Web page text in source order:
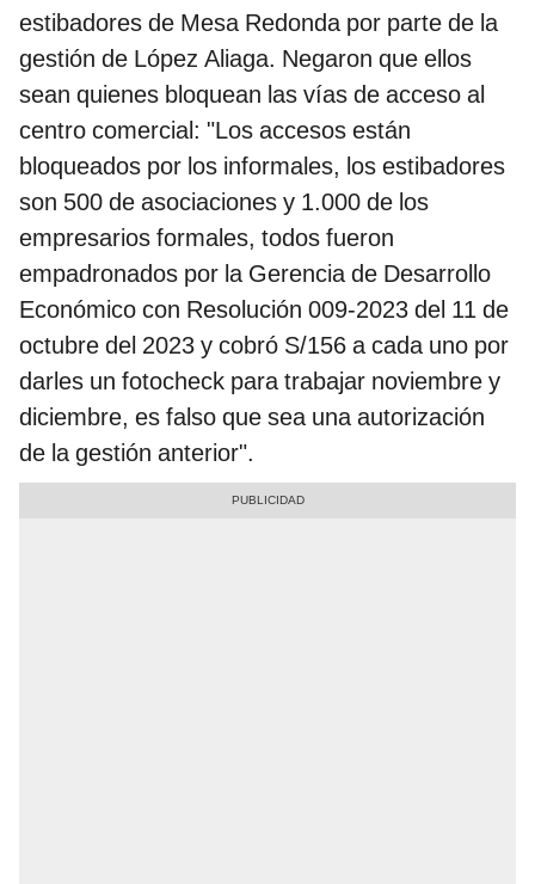
estibadores de Mesa Redonda por parte de la
gestión de López Aliaga. Negaron que ellos
sean quienes bloquean las vías de acceso al
centro comercial: "Los accesos están
bloqueados por los informales, los estibadores
son 500 de asociaciones y 1.000 de los
empresarios formales, todos fueron
empadronados por la Gerencia de Desarrollo
Económico con Resolución 009-2023 del 11 de
octubre del 2023 y cobró S/156 a cada uno por
darles un fotocheck para trabajar noviembre y
diciembre, es falso que sea una autorización
de la gestión anterior".